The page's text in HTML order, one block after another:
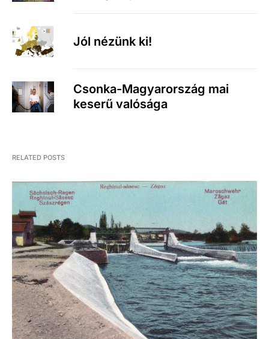
Jól nézünk ki!
Csonka-Magyarország mai
keserű valósága
RELATED POSTS